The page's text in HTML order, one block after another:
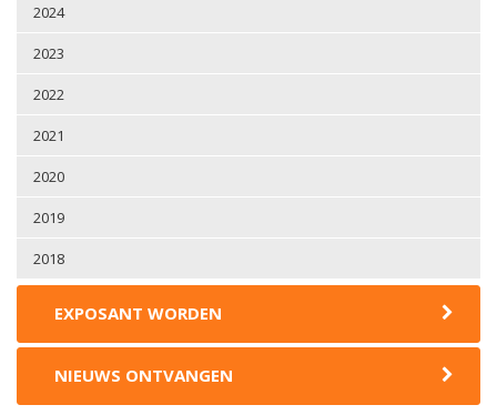
2024
2023
2022
2021
2020
2019
2018
EXPOSANT WORDEN
NIEUWS ONTVANGEN